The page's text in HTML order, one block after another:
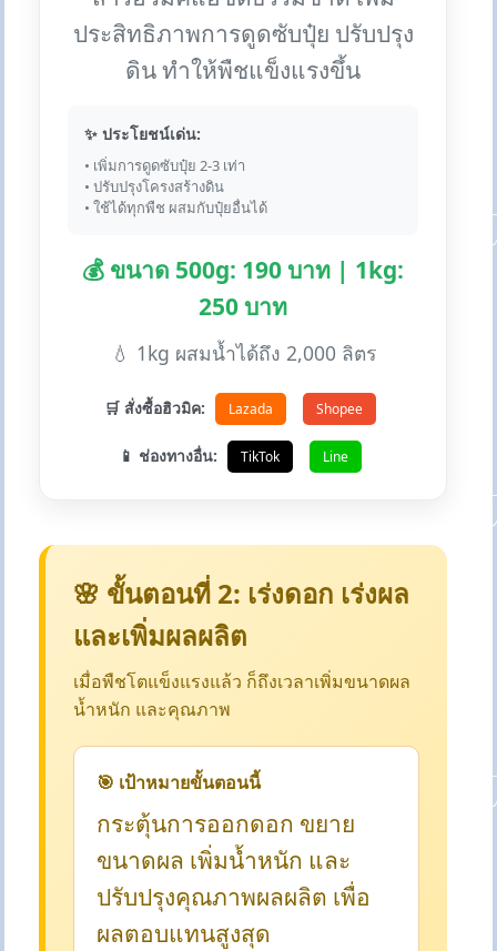
ประสิทธิภาพการดูดซับปุ๋ย ปรับปรุง
ดิน ทำให้พืชแข็งแรงขึ้น
✨ ประโยชน์เด่น:
• เพิ่มการดูดซับปุ๋ย 2-3 เท่า
• ปรับปรุงโครงสร้างดิน
• ใช้ได้ทุกพืช ผสมกับปุ๋ยอื่นได้
💰 ขนาด 500g: 190 บาท | 1kg:
250 บาท
💧 1kg ผสมน้ำได้ถึง 2,000 ลิตร
🛒 สั่งซื้อฮิวมิค: Lazada Shopee
📱 ช่องทางอื่น: TikTok Line
🌸 ขั้นตอนที่ 2: เร่งดอก เร่งผล
และเพิ่มผลผลิต
เมื่อพืชโตแข็งแรงแล้ว ก็ถึงเวลาเพิ่มขนาดผล
น้ำหนัก และคุณภาพ
🎯 เป้าหมายขั้นตอนนี้
กระตุ้นการออกดอก ขยาย
ขนาดผล เพิ่มน้ำหนัก และ
ปรับปรุงคุณภาพผลผลิต เพื่อ
ผลตอบแทนสูงสุด